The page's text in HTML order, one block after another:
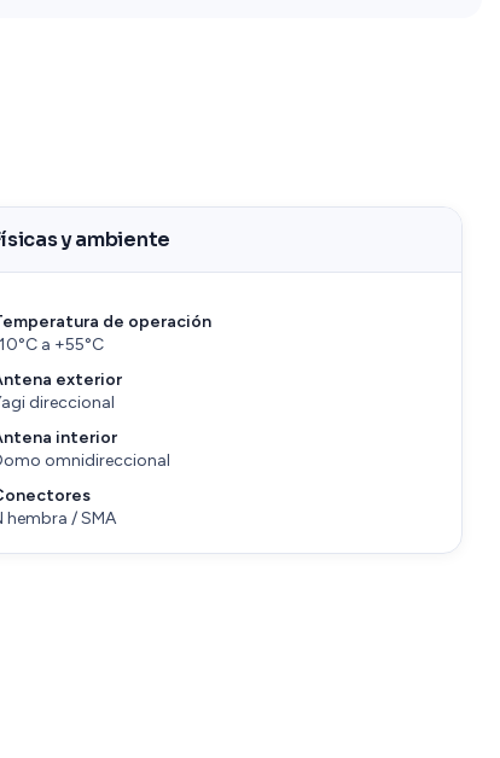
y ambiente
de operación
a +55°C
exterior
direccional
interior
omnidireccional
hembra / SMA